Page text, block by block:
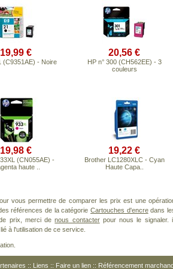
19,99 €
(C9351AE) - Noire
20,56 €
HP n° 300 (CH562EE) - 3
couleurs
19,98 €
(CN055AE) -
haute ..
19,22 €
Brother LC1280XLC - Cyan
Haute Capa..
vous permettre de comparer les prix est une
références de la catégorieCartouches d'encredans
prix, merci denous contacterpour nous le signaler.
à l'utilisation de ce service.
:: Liens :: Faire un lien :: Référencement